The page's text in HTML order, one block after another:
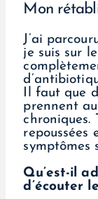
Mon
J’ai
je suis sur
Il faut que
prennent
chroniques.
repoussées
symptômes
Qu’est-il
d’écouter